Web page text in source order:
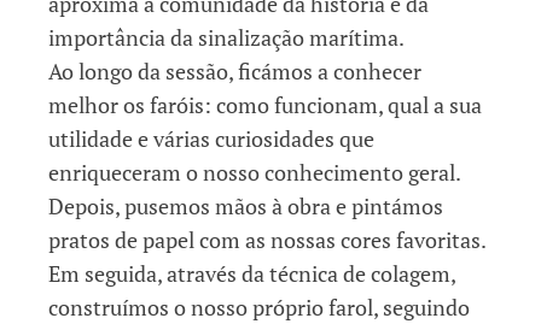
importância da sinalização marítima.
Ao longo da sessão, ficámos a conhecer
melhor os faróis: como funcionam, qual a sua
utilidade e várias curiosidades que
enriqueceram o nosso conhecimento geral.
Depois, pusemos mãos à obra e pintámos
pratos de papel com as nossas cores favoritas.
Em seguida, através da técnica de colagem,
construímos o nosso próprio farol, seguindo